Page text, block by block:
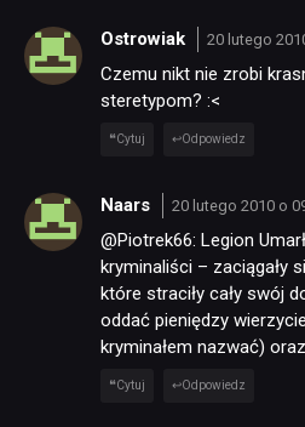
RECENZJE
KULTURA
RETRO
Ostrowiak 20 lutego
Czemu nikt nie zrobi
steretypom? :<
Cytuj Odpowiedz
Naars 20 lutego 2010 o
@Piotrek66: Legion
kryminaliści – zaciągały
które straciły cały swój
oddać pieniędzy
kryminałem nazwać)
Cytuj Odpowiedz